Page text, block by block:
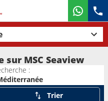
MSC Seaview
:
Trier